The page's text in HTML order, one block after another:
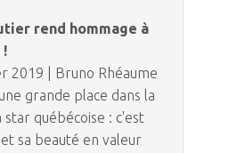
rend hommage à
!
2019 | Bruno Rhéaume
grande place dans la
star québécoise : c'est
sa beauté en valeur